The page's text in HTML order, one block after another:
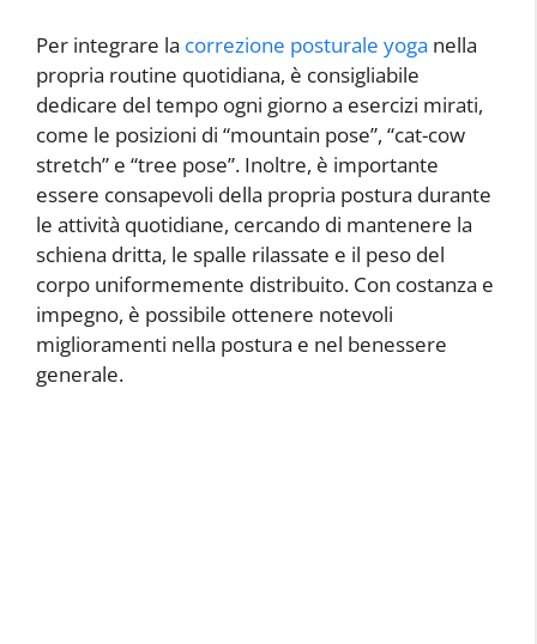
Per integrare la correzione posturale yoga nella
propria routine quotidiana, è consigliabile
dedicare del tempo ogni giorno a esercizi mirati,
come le posizioni di “mountain pose”, “cat-cow
stretch” e “tree pose”. Inoltre, è importante
essere consapevoli della propria postura durante
le attività quotidiane, cercando di mantenere la
schiena dritta, le spalle rilassate e il peso del
corpo uniformemente distribuito. Con costanza e
impegno, è possibile ottenere notevoli
miglioramenti nella postura e nel benessere
generale.